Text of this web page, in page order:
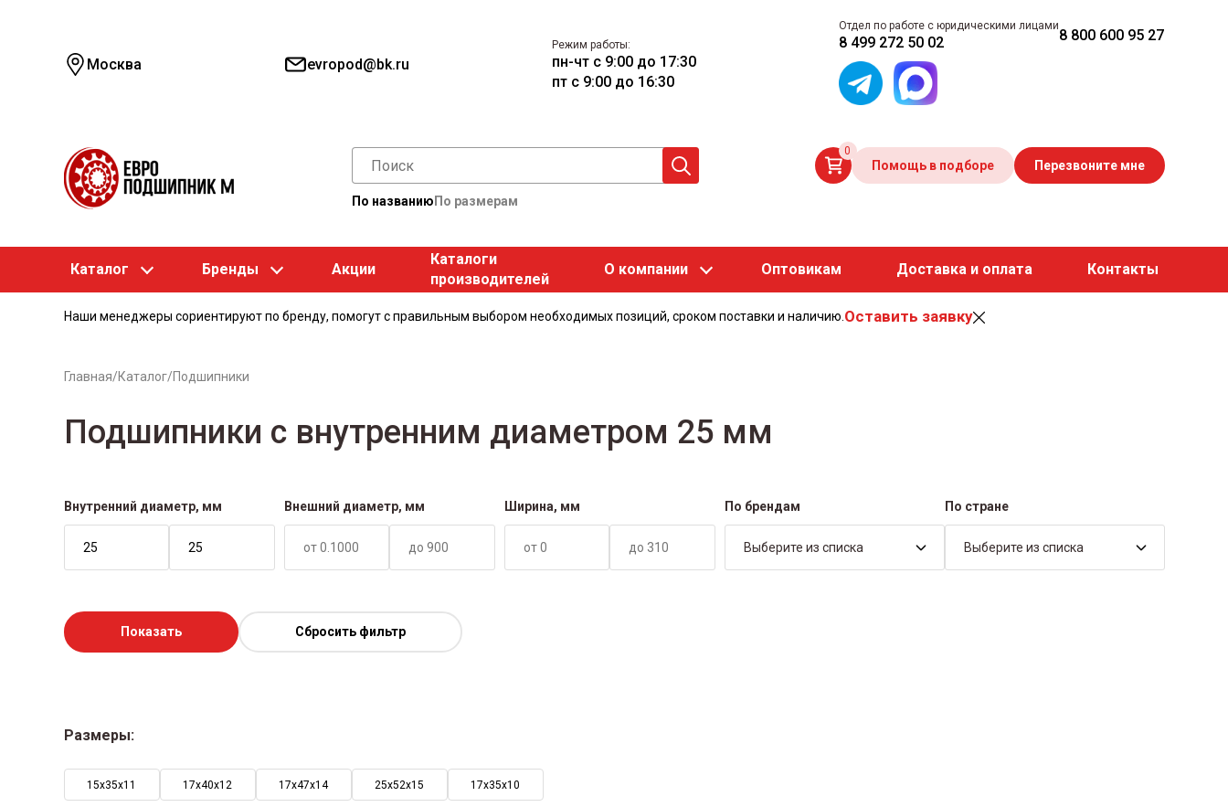
Москва evropod@bk.ru
Режим работы:
пн-чт с 9:00 до 17:30
пт с 9:00 до 16:30
Отдел по работе с юридическими лицами
8 499 272 50 02 8 800 600 95 27
По названию По размерам
0
Помощь в подборе Перезвоните мне
Каталог Бренды Акции
Каталоги
производителей
О компании Оптовикам Доставка и оплата Контакты
Наши менеджеры сориентируют по бренду, помогут с правильным выбором необходимых позиций, сроком поставки и наличию. Оставить заявку
Главная/Каталог/Подшипники
Подшипники с внутренним диаметром 25 мм
Внутренний диаметр, мм Внешний диаметр, мм Ширина, мм По брендам
Выберите из списка
По стране
Выберите из списка
Показать Сбросить фильтр
Размеры:
15х35х11 17х40х12 17х47х14 25х52х15 17х35х10